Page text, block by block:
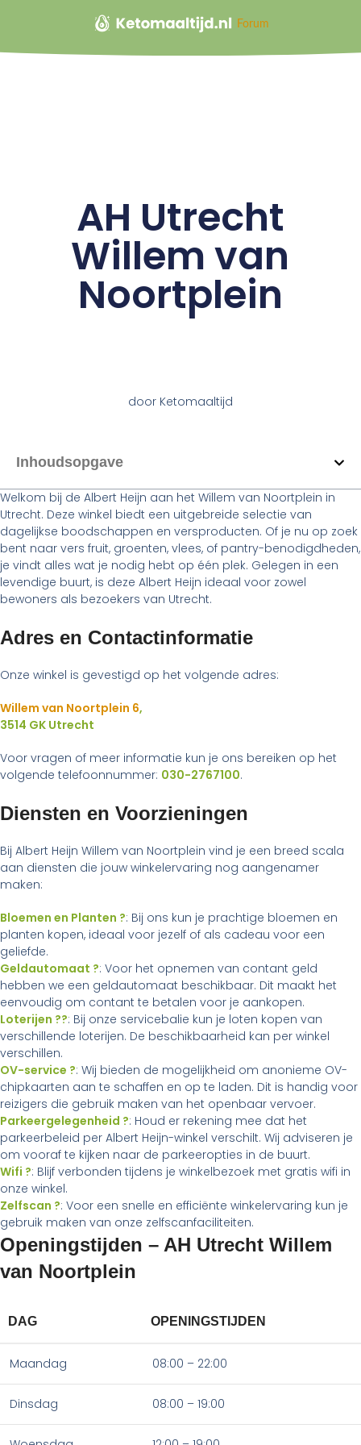
Forum
AH Utrecht
Willem van
Noortplein
doorKetomaaltijd
Inhoudsopgave
Welkom bij de Albert Heijn aan het Willem van Noortplein in
Utrecht. Deze winkel biedt een uitgebreide selectie van
dagelijkse boodschappen en versproducten. Of je nu op zoek
bent naar vers fruit, groenten, vlees, of pantry-benodigdheden,
je vindt alles wat je nodig hebt op één plek. Gelegen in een
levendige buurt, is deze Albert Heijn ideaal voor zowel
bewoners als bezoekers van Utrecht.
Adres en Contactinformatie
Onze winkel is gevestigd op het volgende adres:
Willem van Noortplein 6,
3514 GK Utrecht
Voor vragen of meer informatie kun je ons bereiken op het
volgende telefoonnummer: 030-2767100.
Diensten en Voorzieningen
Bij Albert Heijn Willem van Noortplein vind je een breed scala
aan diensten die jouw winkelervaring nog aangenamer
maken:
Bloemen en Planten ?: Bij ons kun je prachtige bloemen en
planten kopen, ideaal voor jezelf of als cadeau voor een
geliefde.
Geldautomaat ?: Voor het opnemen van contant geld
hebben we een geldautomaat beschikbaar. Dit maakt het
eenvoudig om contant te betalen voor je aankopen.
Loterijen ??: Bij onze servicebalie kun je loten kopen van
verschillende loterijen. De beschikbaarheid kan per winkel
verschillen.
OV-service ?: Wij bieden de mogelijkheid om anonieme OV-
chipkaarten aan te schaffen en op te laden. Dit is handig voor
reizigers die gebruik maken van het openbaar vervoer.
Parkeergelegenheid ?: Houd er rekening mee dat het
parkeerbeleid per Albert Heijn-winkel verschilt. Wij adviseren je
om vooraf te kijken naar de parkeeropties in de buurt.
Wifi ?: Blijf verbonden tijdens je winkelbezoek met gratis wifi in
onze winkel.
Zelfscan ?: Voor een snelle en efficiënte winkelervaring kun je
gebruik maken van onze zelfscanfaciliteiten.
Openingstijden – AH Utrecht Willem
van Noortplein
DAG OPENINGSTIJDEN
Maandag 08:00 – 22:00
Dinsdag 08:00 – 19:00